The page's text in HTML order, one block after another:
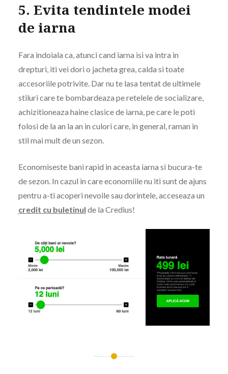
5. Evita tendintele modei
de iarna
Fara indoiala ca, atunci cand iarna isi va intra in
drepturi, iti vei dori o jacheta grea, calda si toate
accesoriile potrivite. Dar nu te lasa tentat de ultimele
stiluri care te bombardeaza pe retelele de socializare,
achizitioneaza haine clasice de iarna, pe care le poti
folosi de la an la an in culori care, in general, raman in
stil mai mult de un sezon.
Economiseste bani rapid in aceasta iarna si bucura-te
de sezon. In cazul in care economiile nu iti sunt de ajuns
pentru a-ti acoperi nevoile sau dorintele, acceseaza un
credit cu buletinul de la Credius!